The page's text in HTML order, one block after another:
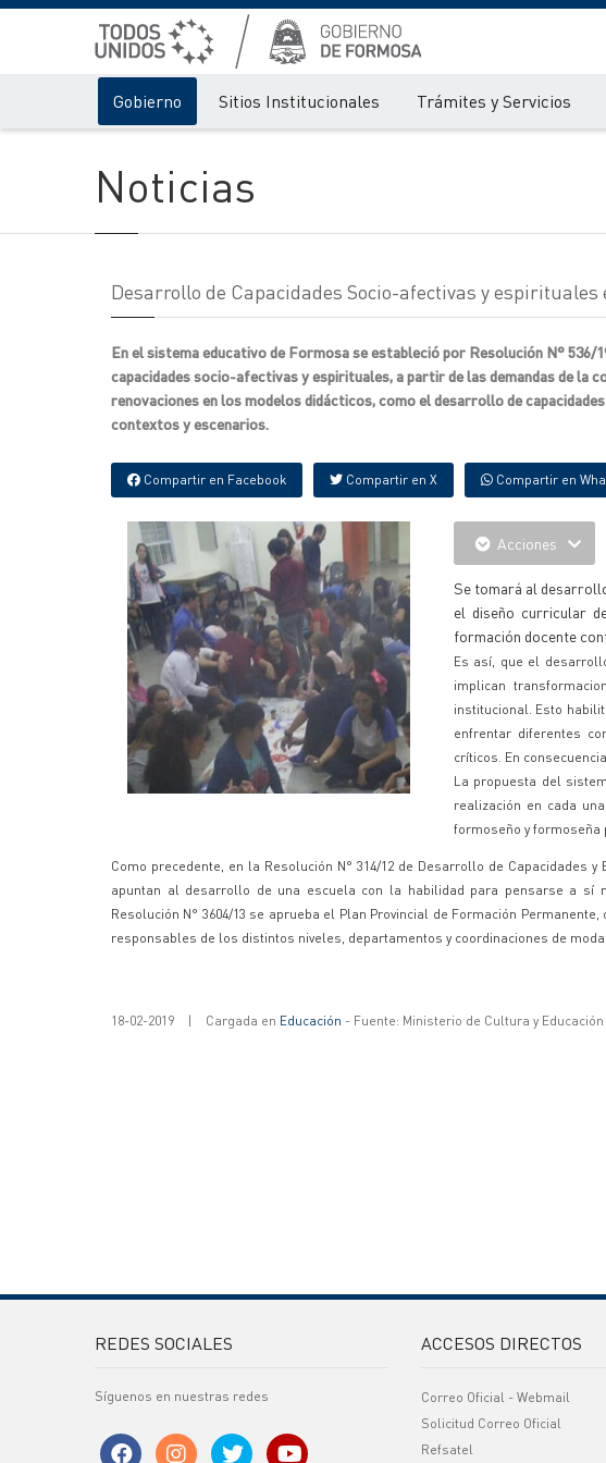
Gobierno Sitios Institucionales Trámites y Servicios
Noticias
Desarrollo de Capacidades Socio-afectivas y
En el sistema educativo de Formosa se estableció por Resolución N°
capacidades socio-afectivas y espirituales, a partir de las demandas de la
renovaciones en los modelos didácticos, como el desarrollo de
contextos y escenarios.
Compartir en Facebook Compartir en X Compartir en
Acciones
Se tomará al
el diseño curricular
formación docente
Es así, que el
implican
institucional. Esto
enfrentar diferentes
críticos. En
La propuesta del
realización en cada
formoseño y formoseña
Como precedente, en la Resolución N° 314/12 de Desarrollo de Capacidades
apuntan al desarrollo de una escuela con la habilidad para pensarse a sí
Resolución N° 3604/13 se aprueba el Plan Provincial de Formación
responsables de los distintos niveles, departamentos y coordinaciones de
18-02-2019 | Cargada en Educación - Fuente: Ministerio de Cultura y Educación
REDES SOCIALES
Síguenos en nuestras redes
ACCESOS DIRECTOS
Correo Oficial - Webmail
Solicitud Correo Oficial
Refsatel